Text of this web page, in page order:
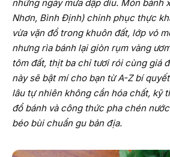
những ngày mưa dập dìu. Món bánh
Nhơn, Bình Định) chinh phục thực
vừa vặn đổ trong khuôn đất, lớp vỏ
nhưng rìa bánh lại giòn rụm vàng
tôm đất, thịt ba chỉ tươi rói cùng giá
này sẽ bật mí cho bạn từ A-Z bí
lâu tự nhiên không cần hóa chất, kỹ
đổ bánh và công thức pha chén
béo bùi chuẩn gu bản địa.